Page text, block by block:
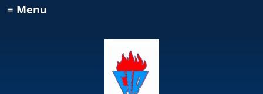
≡ Menu